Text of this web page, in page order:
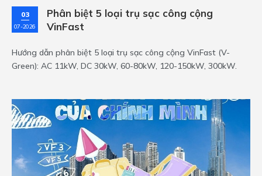
03
07-2026
Phân biệt 5 loại trụ sạc công cộng
VinFast
Hướng dẫn phân biệt 5 loại trụ sạc công cộng VinFast (V-
Green): AC 11kW, DC 30kW, 60-80kW, 120-150kW, 300kW.